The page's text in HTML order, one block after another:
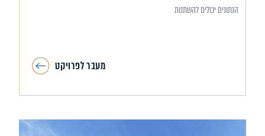
הנתונים יכולים להשתנות
מעבר לפרויקט